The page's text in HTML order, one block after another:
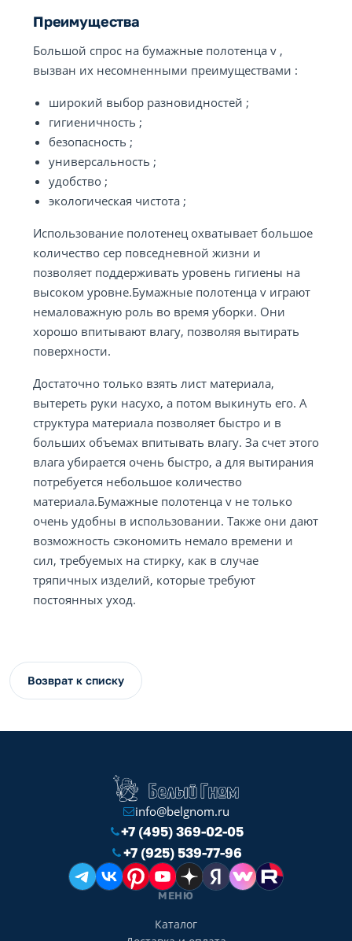
Преимущества
Большой спрос на бумажные полотенца v ,
вызван их несомненными преимуществами :
широкий выбор разновидностей ;
гигиеничность ;
безопасность ;
универсальность ;
удобство ;
экологическая чистота ;
Использование полотенец охватывает большое
количество сер повседневной жизни и
позволяет поддерживать уровень гигиены на
высоком уровне.Бумажные полотенца v играют
немаловажную роль во время уборки. Они
хорошо впитывают влагу, позволяя вытирать
поверхности.
Достаточно только взять лист материала,
вытереть руки насухо, а потом выкинуть его. А
структура материала позволяет быстро и в
больших объемах впитывать влагу. За счет этого
влага убирается очень быстро, а для вытирания
потребуется небольшое количество
материала.Бумажные полотенца v не только
очень удобны в использовании. Также они дают
возможность сэкономить немало времени и
сил, требуемых на стирку, как в случае
тряпичных изделий, которые требуют
постоянных уход.
Возврат к списку
info@belgnom.ru
+7 (495) 369-02-05
+7 (925) 539-77-96
МЕНЮ
Каталог